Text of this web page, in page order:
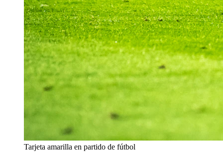
Tarjeta amarilla en partido de fútbol